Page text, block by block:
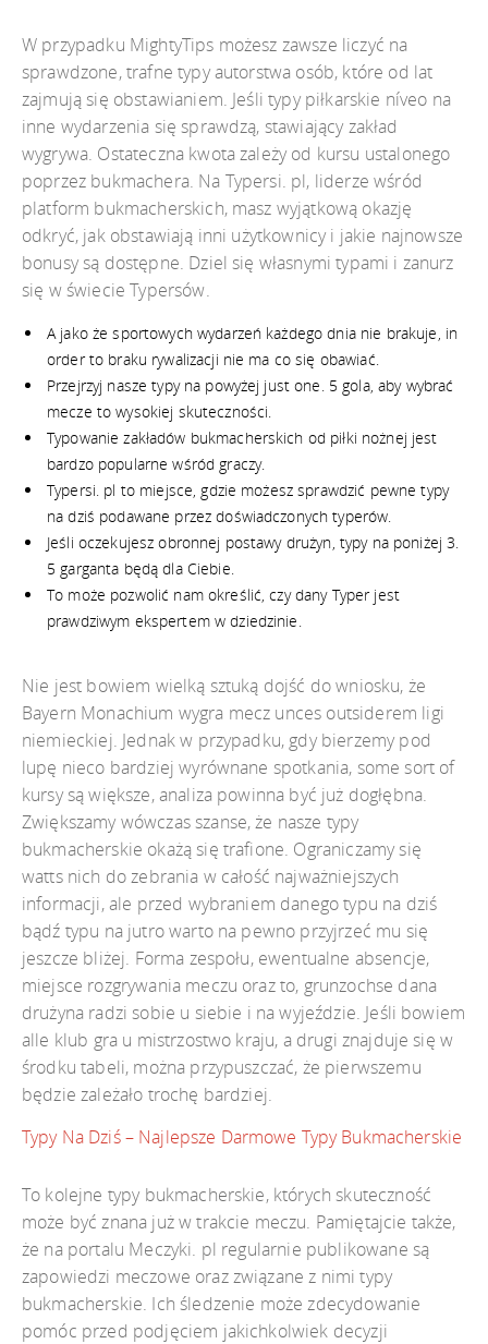
W przypadku MightyTips możesz zawsze liczyć na
sprawdzone, trafne typy autorstwa osób, które od lat
zajmują się obstawianiem. Jeśli typy piłkarskie níveo na
inne wydarzenia się sprawdzą, stawiający zakład
wygrywa. Ostateczna kwota zależy od kursu ustalonego
poprzez bukmachera. Na Typersi. pl, liderze wśród
platform bukmacherskich, masz wyjątkową okazję
odkryć, jak obstawiają inni użytkownicy i jakie najnowsze
bonusy są dostępne. Dziel się własnymi typami i zanurz
się w świecie Typersów.
A jako że sportowych wydarzeń każdego dnia nie brakuje, in
order to braku rywalizacji nie ma co się obawiać.
Przejrzyj nasze typy na powyżej just one. 5 gola, aby wybrać
mecze to wysokiej skuteczności.
Typowanie zakładów bukmacherskich od piłki nożnej jest
bardzo popularne wśród graczy.
Typersi. pl to miejsce, gdzie możesz sprawdzić pewne typy
na dziś podawane przez doświadczonych typerów.
Jeśli oczekujesz obronnej postawy drużyn, typy na poniżej 3.
5 garganta będą dla Ciebie.
To może pozwolić nam określić, czy dany Typer jest
prawdziwym ekspertem w dziedzinie.
Nie jest bowiem wielką sztuką dojść do wniosku, że
Bayern Monachium wygra mecz unces outsiderem ligi
niemieckiej. Jednak w przypadku, gdy bierzemy pod
lupę nieco bardziej wyrównane spotkania, some sort of
kursy są większe, analiza powinna być już dogłębna.
Zwiększamy wówczas szanse, że nasze typy
bukmacherskie okażą się trafione. Ograniczamy się
watts nich do zebrania w całość najważniejszych
informacji, ale przed wybraniem danego typu na dziś
bądź typu na jutro warto na pewno przyjrzeć mu się
jeszcze bliżej. Forma zespołu, ewentualne absencje,
miejsce rozgrywania meczu oraz to, grunzochse dana
drużyna radzi sobie u siebie i na wyjeździe. Jeśli bowiem
alle klub gra u mistrzostwo kraju, a drugi znajduje się w
środku tabeli, można przypuszczać, że pierwszemu
będzie zależało trochę bardziej.
Typy Na Dziś – Najlepsze Darmowe Typy Bukmacherskie
To kolejne typy bukmacherskie, których skuteczność
może być znana już w trakcie meczu. Pamiętajcie także,
że na portalu Meczyki. pl regularnie publikowane są
zapowiedzi meczowe oraz związane z nimi typy
bukmacherskie. Ich śledzenie może zdecydowanie
pomóc przed podjęciem jakichkolwiek decyzji